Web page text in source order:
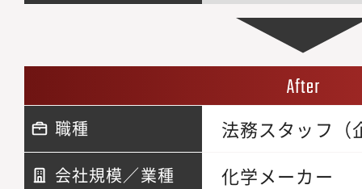
職種 法務スタッフ（
会社規模／業種 化学メーカー